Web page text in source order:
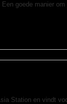
goede manier
Station en vindt